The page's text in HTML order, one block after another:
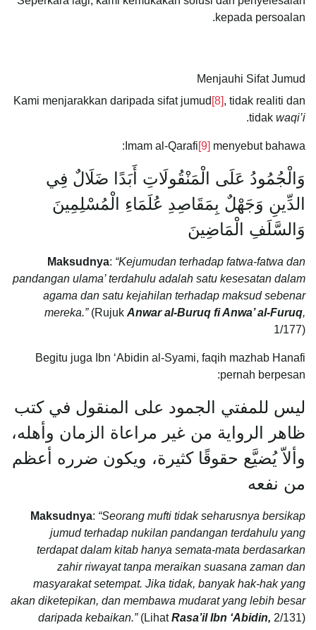
kepada persoalan.
Menjauhi Sifat Jumud
Kami menjarakkan daripada sifat jumud [8] , tidak realiti dan
tidak waqi’i
.
Imam al-Qarafi [9] menyebut bahawa:
وَالْجُمُودُ عَلَى الْمَنْقُولَاتِ أَبَدًا ضَلَالٌ فِي
الدِّينِ وَجَهْلٌ بِمَقَاصِدِ عُلَمَاءِ الْمُسْلِمِينَ
وَالسَّلَفِ الْمَاضِينَ
Maksudnya: “Kejumudan terhadap fatwa-fatwa dan
pandangan ulama’ terdahulu adalah satu kesesatan dalam
agama dan satu kejahilan terhadap maksud sebenar
mereka.”(RujukAnwar al-Buruq fi Anwa’ al-Furuq,
1/177)
Begitu juga Ibn ‘Abidin al-Syami, faqih mazhab Hanafi
pernah berpesan:
ليس للمفتي الجمود على المنقول في كتب
ظاهر الرواية من غير مراعاة الزمان وأهله،
وألاّ يُضيَّع حقوقًا كثيرة، ويكون ضرره أعظم
من نفعه
Maksudnya: “Seorang mufti tidak seharusnya bersikap
jumud terhadap nukilan pandangan terdahulu yang
terdapat dalam kitab hanya semata-mata berdasarkan
zahir riwayat tanpa meraikan suasana zaman dan
masyarakat setempat. Jika tidak, banyak hak-hak yang
akan diketepikan, dan membawa mudarat yang lebih besar
daripada kebaikan.”(LihatRasa’il Ibn ‘Abidin, 2/131)